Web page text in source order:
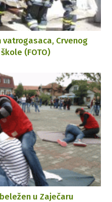
vatrogasaca, Crvenog
(FOTO)
u Zaječaru